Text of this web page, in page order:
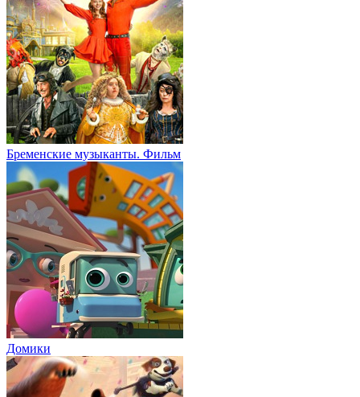
Бременские музыканты. Фильм
Домики